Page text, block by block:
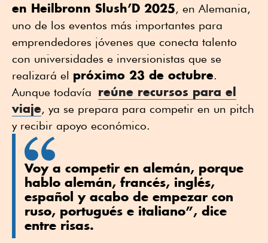
en Heilbronn Slush’D 2025, en Alemania,
uno de los eventos más importantes para
emprendedores jóvenes que conecta talento
con universidades e inversionistas que se
realizará el próximo 23 de octubre.
Aunque todavía reúne recursos para el
viaje, ya se prepara para competir en un pitch
y recibir apoyo económico.
Voy a competir en alemán, porque
hablo alemán, francés, inglés,
español y acabo de empezar con
ruso, portugués e italiano”, dice
entre risas.